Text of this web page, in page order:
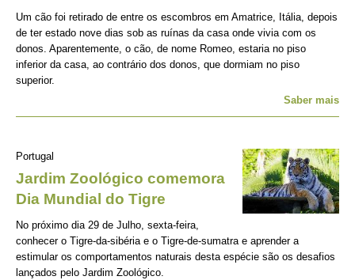
Um cão foi retirado de entre os escombros em Amatrice, Itália, depois
de ter estado nove dias sob as ruínas da casa onde vivia com os
donos. Aparentemente, o cão, de nome Romeo, estaria no piso
inferior da casa, ao contrário dos donos, que dormiam no piso
superior.
Saber mais
Portugal
Jardim Zoológico comemora
Dia Mundial do Tigre
No próximo dia 29 de Julho, sexta-feira,
conhecer o Tigre-da-sibéria e o Tigre-de-sumatra e aprender a
estimular os comportamentos naturais desta espécie são os desafios
lançados pelo Jardim Zoológico.